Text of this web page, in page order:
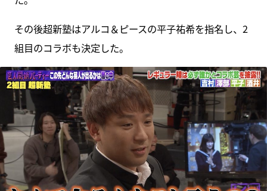
その後超新塾はアルコ＆ピースの平子祐希を指名し、2
組目のコラボも決定した。